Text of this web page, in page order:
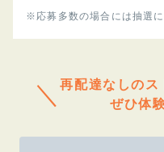
※応募多数の場合には抽選
＼再配達なしのス
ぜひ体